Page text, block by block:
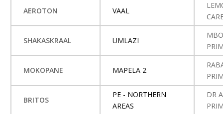
AEROTON VAAL
SHAKASKRAAL UMLAZI
MOKOPANE MAPELA 2
BRITOS
PE - NORTHERN
AREAS
DR